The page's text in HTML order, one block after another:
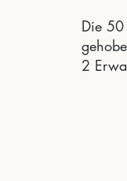
Die 50
2